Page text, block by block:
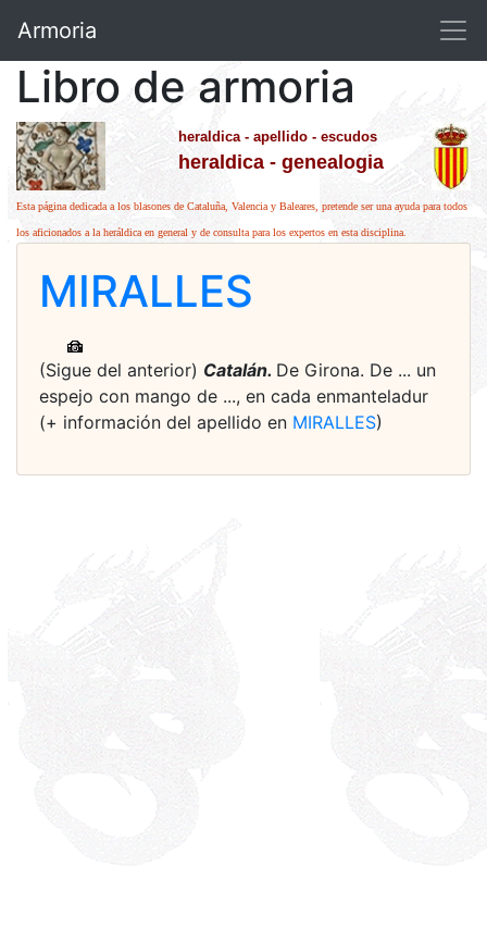
Armoria
Libro de armoria
heraldica - apellido - escudos
heraldica - genealogia
Esta página dedicada a los blasones de Cataluña, Valencia y Baleares, pretende ser una ayuda para todos
los aficionados a la heráldica en general y de consulta para los expertos en esta disciplina.
MIRALLES
(Sigue del anterior) Catalán. De Girona. De ... un
espejo con mango de ..., en cada enmanteladur
(+ información del apellido en MIRALLES)